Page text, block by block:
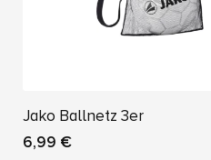
Jako Ballnetz 3er
6,99 €